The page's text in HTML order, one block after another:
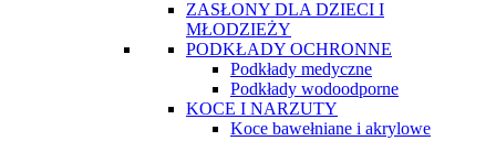
ZASŁONY DLA DZIECI I
MŁODZIEŻY
PODKŁADY OCHRONNE
Podkłady medyczne
Podkłady wodoodporne
KOCE I NARZUTY
Koce bawełniane i akrylowe